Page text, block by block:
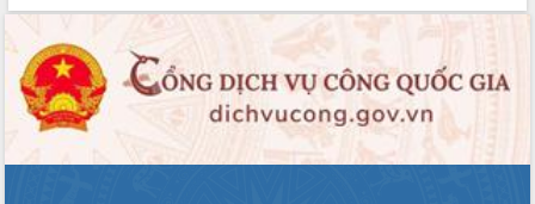
Đắk Lắk nỗ lực thúc đẩy tăng trưởng
kinh tế từ 10% trở lên trong Quý
II/2026
Đắk Lắk ký kết thỏa thuận hợp tác về
chuyển đổi số giai đoạn 2026 – 2030
với Tập đoàn Bưu chính Viễn thông
Việt Nam